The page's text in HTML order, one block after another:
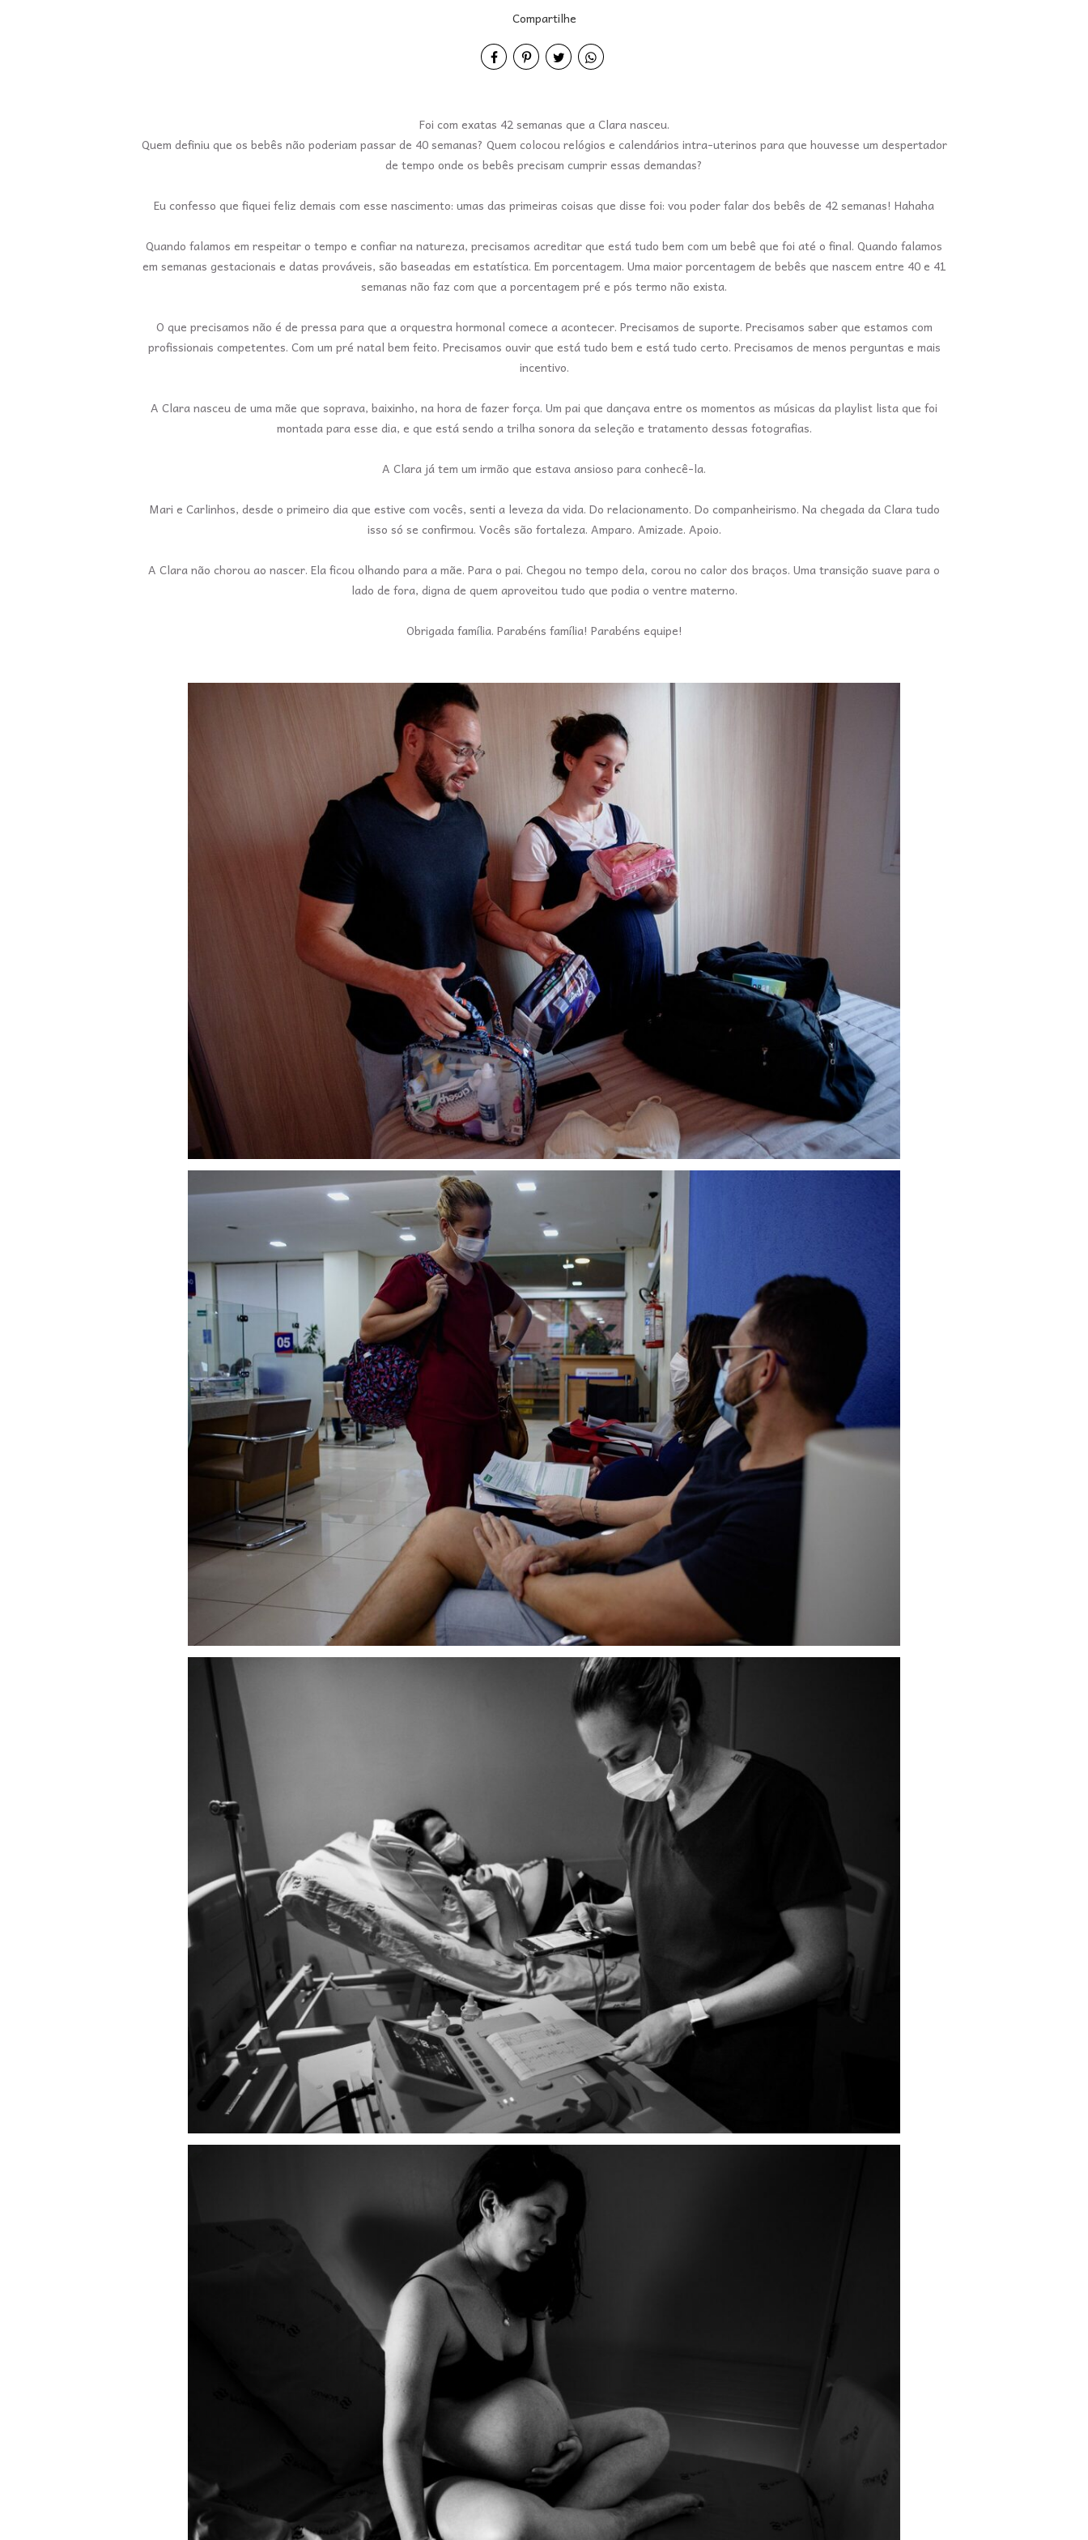
Compartilhe
Foi com exatas 42 semanas que a Clara nasceu.
Quem definiu que os bebês não poderiam passar de 40 semanas? Quem colocou relógios e calendários intra-uterinos para que houvesse um despertador
de tempo onde os bebês precisam cumprir essas demandas?
Eu confesso que fiquei feliz demais com esse nascimento: umas das primeiras coisas que disse foi: vou poder falar dos bebês de 42 semanas! Hahaha
Quando falamos em respeitar o tempo e confiar na natureza, precisamos acreditar que está tudo bem com um bebê que foi até o final. Quando falamos
em semanas gestacionais e datas prováveis, são baseadas em estatística. Em porcentagem. Uma maior porcentagem de bebês que nascem entre 40 e 41
semanas não faz com que a porcentagem pré e pós termo não exista.
O que precisamos não é de pressa para que a orquestra hormonal comece a acontecer. Precisamos de suporte. Precisamos saber que estamos com
profissionais competentes. Com um pré natal bem feito. Precisamos ouvir que está tudo bem e está tudo certo. Precisamos de menos perguntas e mais
incentivo.
A Clara nasceu de uma mãe que soprava, baixinho, na hora de fazer força. Um pai que dançava entre os momentos as músicas da playlist lista que foi
montada para esse dia, e que está sendo a trilha sonora da seleção e tratamento dessas fotografias.
A Clara já tem um irmão que estava ansioso para conhecê-la.
Mari e Carlinhos, desde o primeiro dia que estive com vocês, senti a leveza da vida. Do relacionamento. Do companheirismo. Na chegada da Clara tudo
isso só se confirmou. Vocês são fortaleza. Amparo. Amizade. Apoio.
A Clara não chorou ao nascer. Ela ficou olhando para a mãe. Para o pai. Chegou no tempo dela, corou no calor dos braços. Uma transição suave para o
lado de fora, digna de quem aproveitou tudo que podia o ventre materno.
Obrigada família. Parabéns família! Parabéns equipe!